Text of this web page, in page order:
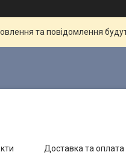
та повідомлення
Доставка та оплата